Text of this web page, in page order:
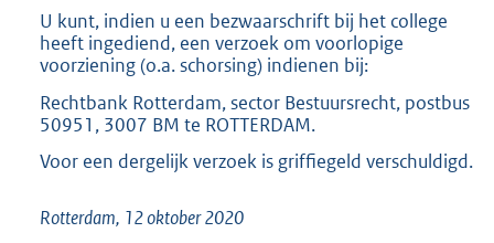
i
:
U kunt, indien u een bezwaarschrift bij het college
heeft ingediend, een verzoek om voorlopige
voorziening (o.a. schorsing) indienen bij:
Rechtbank Rotterdam, sector Bestuursrecht, postbus
50951, 3007 BM te ROTTERDAM.
Voor een dergelijk verzoek is griffiegeld verschuldigd.
Rotterdam, 12 oktober 2020